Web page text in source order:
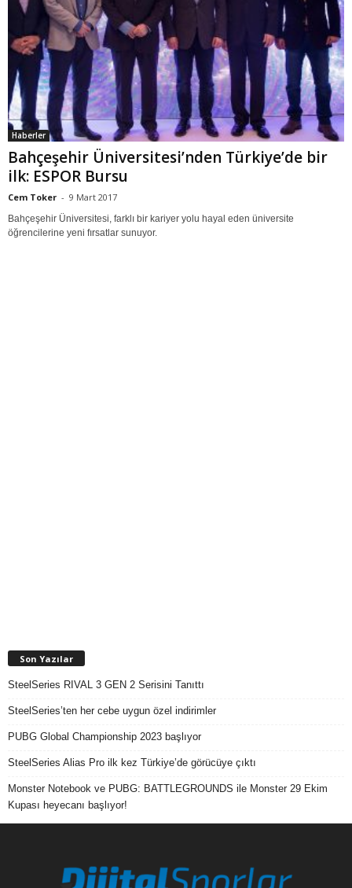
Haberler
Bahçeşehir Üniversitesi’nden Türkiye’de bir
ilk: ESPOR Bursu
Cem Toker - 9 Mart 2017
Bahçeşehir Üniversitesi, farklı bir kariyer yolu hayal eden üniversite
öğrencilerine yeni fırsatlar sunuyor.
Son Yazılar
SteelSeries RIVAL 3 GEN 2 Serisini Tanıttı
SteelSeries’ten her cebe uygun özel indirimler
PUBG Global Championship 2023 başlıyor
SteelSeries Alias Pro ilk kez Türkiye’de görücüye çıktı
Monster Notebook ve PUBG: BATTLEGROUNDS ile Monster 29 Ekim
Kupası heyecanı başlıyor!